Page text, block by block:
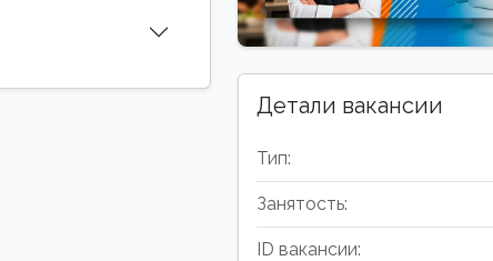
Детали вакансии
Тип:
Занятость:
ID вакансии: